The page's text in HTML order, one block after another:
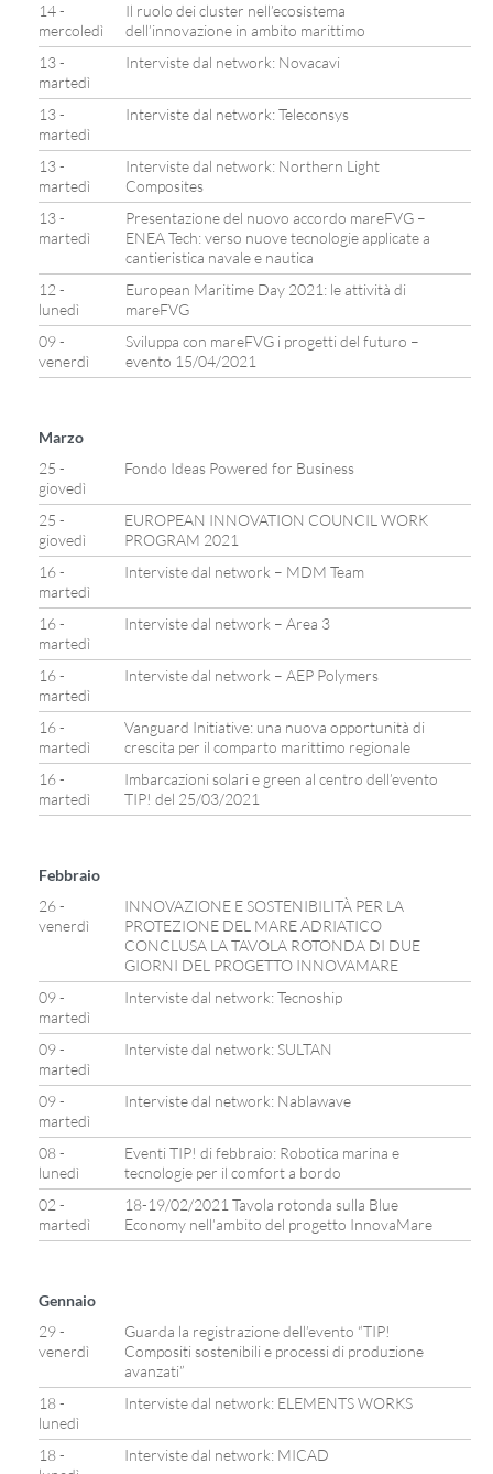
14 -
mercoledì
Il ruolo dei cluster nell’ecosistema
dell’innovazione in ambito marittimo
13 -
martedì
Interviste dal network: Novacavi
13 -
martedì
Interviste dal network: Teleconsys
13 -
martedì
Interviste dal network: Northern Light
Composites
13 -
martedì
Presentazione del nuovo accordo mareFVG –
ENEA Tech: verso nuove tecnologie applicate a
cantieristica navale e nautica
12 -
lunedì
European Maritime Day 2021: le attività di
mareFVG
09 -
venerdì
Sviluppa con mareFVG i progetti del futuro –
evento 15/04/2021
Marzo
25 -
giovedì
Fondo Ideas Powered for Business
25 -
giovedì
EUROPEAN INNOVATION COUNCIL WORK
PROGRAM 2021
16 -
martedì
Interviste dal network – MDM Team
16 -
martedì
Interviste dal network – Area 3
16 -
martedì
Interviste dal network – AEP Polymers
16 -
martedì
Vanguard Initiative: una nuova opportunità di
crescita per il comparto marittimo regionale
16 -
martedì
Imbarcazioni solari e green al centro dell’evento
TIP! del 25/03/2021
Febbraio
26 -
venerdì
INNOVAZIONE E SOSTENIBILITÀ PER LA
PROTEZIONE DEL MARE ADRIATICO
CONCLUSA LA TAVOLA ROTONDA DI DUE
GIORNI DEL PROGETTO INNOVAMARE
09 -
martedì
Interviste dal network: Tecnoship
09 -
martedì
Interviste dal network: SULTAN
09 -
martedì
Interviste dal network: Nablawave
08 -
lunedì
Eventi TIP! di febbraio: Robotica marina e
tecnologie per il comfort a bordo
02 -
martedì
18-19/02/2021 Tavola rotonda sulla Blue
Economy nell’ambito del progetto InnovaMare
Gennaio
29 -
venerdì
Guarda la registrazione dell’evento “TIP!
Compositi sostenibili e processi di produzione
avanzati”
18 -
lunedì
Interviste dal network: ELEMENTS WORKS
18 -
Interviste dal network: MICAD